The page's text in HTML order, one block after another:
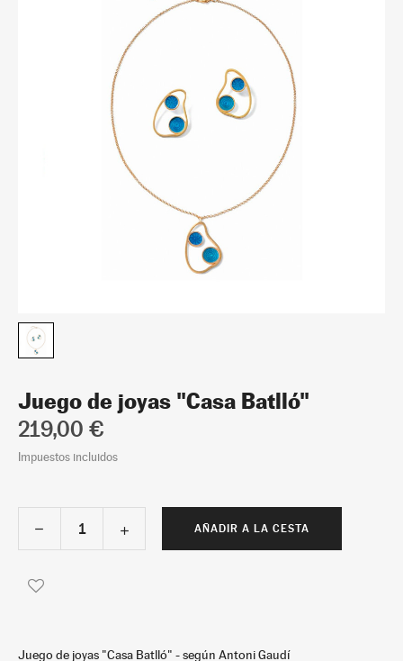
Juego de joyas "Casa Batlló"
219,00 €
Impuestos incluidos
AÑADIR A LA CESTA
Juego de joyas "Casa Batlló" - según Antoni Gaudí